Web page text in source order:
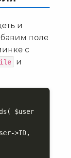
и
поле
с
и
$user